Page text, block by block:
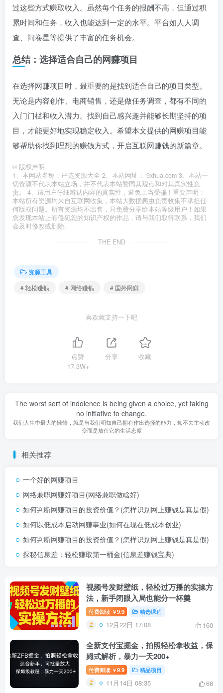
过这些方式赚取收入。虽然每个任务的报酬不高，但通过积
累时间和任务，收入也能达到一定的水平。平台如人人调
查、问卷星等提供了丰富的任务机会。
总结：选择适合自己的网赚项目
在选择网赚项目时，最重要的是找到适合自己的项目类型。
无论是内容创作、电商销售，还是做任务调查，都有不同的
入门门槛和收入潜力。找到自己感兴趣并能够长期坚持的项
目，才能更好地实现稳定收入。希望本文提供的网赚项目能
够帮助你找到理想的赚钱方式，开启互联网赚钱的新篇章。
© 版权声明
1、本网站名称：严选资源大全 2、本站网址： 9xhua.com 3、本站一
切资源不代表本站立场，并不代表本站赞同其观点和对其真实性负
责。 4、请用户仔细辨认内容的真实性，避免上当受骗 ! 重要声明：
本站所有资源均来自互联网收集，本站大数据爬虫负责收集不承担任
何版权问题。所有资源均不出售，只免费分享给本站等级用户！如果
您发现本站上有侵犯您的知识产权的作品，请与我们取得联系，我们
会及时修改或删除。
THE END
资源工具
# 轻松赚钱
# 网络赚钱 # 国外网赚
喜欢就支持一下吧
点赞
17.3W+
分享 收藏
The worst sort of indolence is being given a choice, yet taking
no initiative to change.
我们人生中最大的懒惰，就是当我们明知自己拥有作出选择的能力，却不去主动改
变而是放任它的生活态度
相关推荐
一个好的网赚项目
网络兼职网赚好项目(网络兼职做啥好)
如何判断网赚项目的投资价值？(怎样识别网上赚钱是真是假)
如何以低成本启动网赚事业(如何在现在低成本创业)
如何判断网赚项目的投资价值？(怎样识别网上赚钱是真是假)
探秘信息差：轻松赚取第一桶金(信息差赚钱宝典)
视频号发财壁纸，轻松过万播的实操方
法，新手闭眼入局也能分一杯羹
付费阅读 ￥9.9 精选课程
12月22日 17:08 160
全新支付宝掘金，拍照轻松拿收益，保
姆式解析，暴力一天200+
付费阅读 ￥9.9 精品项目
11月14日 08:35 68